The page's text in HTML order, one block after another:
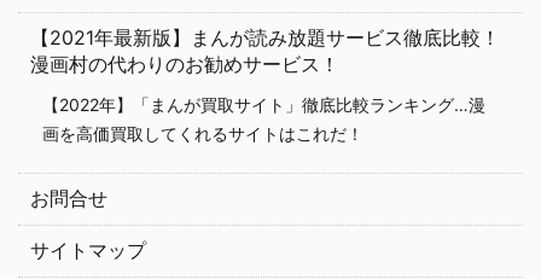
【2021年最新版】まんが読み放題サービス徹底比較！
漫画村の代わりのお勧めサービス！
【2022年】「まんが買取サイト」徹底比較ランキング…漫
画を高価買取してくれるサイトはこれだ！
お問合せ
サイトマップ